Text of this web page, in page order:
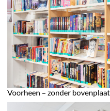
Voorheen – zonder bovenplaat